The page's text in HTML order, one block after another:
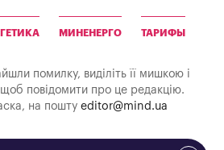
МИНЕНЕРГО ТАРИФЫ
помилку, виділіть її мишкою і
повідомити про це редакцію.
на пошту editor@mind.ua